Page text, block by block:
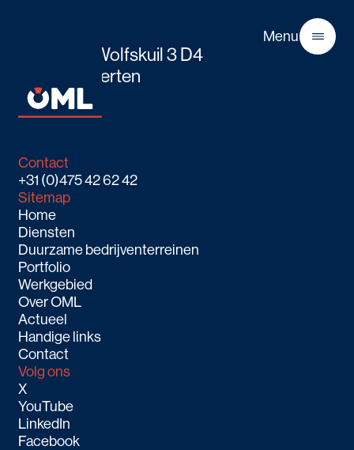
Menu
Boven de Wolfskuil 3 D4
6049 LX Herten
Route
Contact
+31 (0)475 42 62 42
Sitemap
Home
Diensten
Duurzame bedrijventerreinen
Portfolio
Werkgebied
Over OML
Actueel
Handige links
Contact
Volg ons
X
YouTube
LinkedIn
Facebook